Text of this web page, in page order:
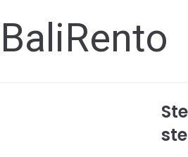
BaliRento